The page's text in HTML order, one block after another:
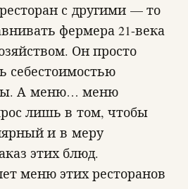
с другими — то
фермера 21-века
Он просто
себестоимостью
А меню… меню
лишь в том, чтобы
и в меру
этих блюд.
меню этих ресторанов